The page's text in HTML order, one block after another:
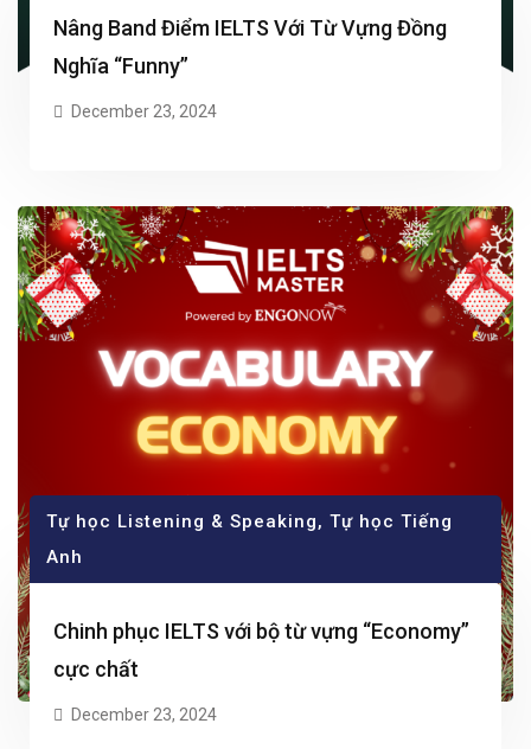
Nâng Band Điểm IELTS Với Từ Vựng Đồng
Nghĩa “Funny”
December 23, 2024
Tự học Listening & Speaking, Tự học Tiếng
Anh
Chinh phục IELTS với bộ từ vựng “Economy”
cực chất
December 23, 2024